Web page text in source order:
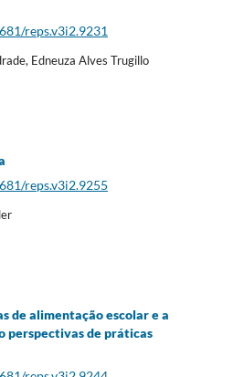
reps.v3i2.9231
Edneuza Alves Trugillo
reps.v3i2.9255
de alimentação escolar e a
perspectivas de práticas